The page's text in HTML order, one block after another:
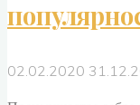
02.02.2020